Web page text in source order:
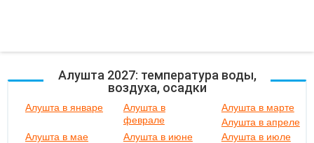
Алушта 2027: температура воды,
воздуха, осадки
Алушта в январе
Алушта в
феврале
Алушта в марте
Алушта в апреле
Алушта в мае
Алушта в июне
Алушта в июле